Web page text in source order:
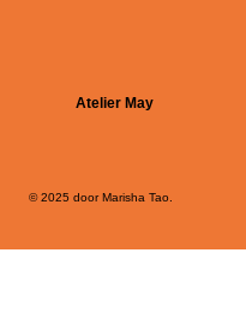
Atelier May
© 2025 door Marisha Tao.